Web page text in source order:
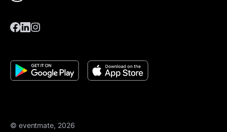
© eventmate, 2026